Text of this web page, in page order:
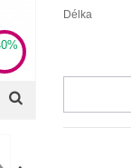
Délka